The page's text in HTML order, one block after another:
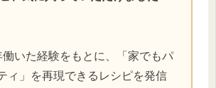
いた経験をもとに、「家でもパ
ィ」を再現できるレシピを発信